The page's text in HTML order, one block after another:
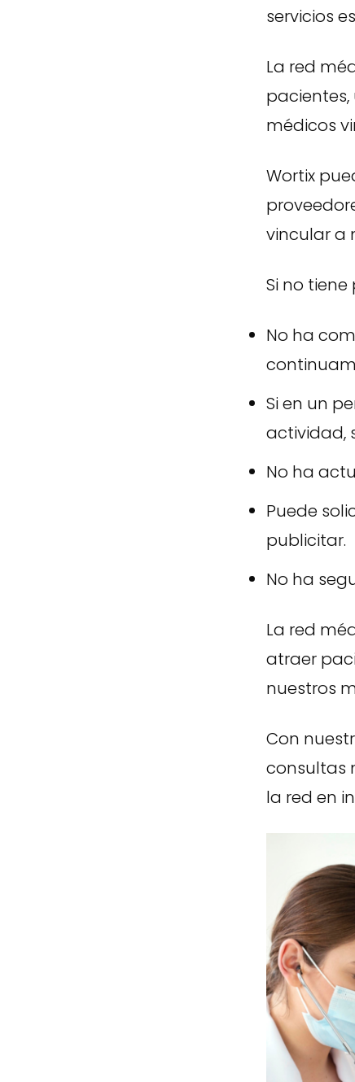
servicios
La red
médicos
Wortix
vincular a
Si no
No ha
Si en un
actividad,
No ha
Puede
publicitar.
No ha
La red
atraer
nuestros
Con
consultas
la red en